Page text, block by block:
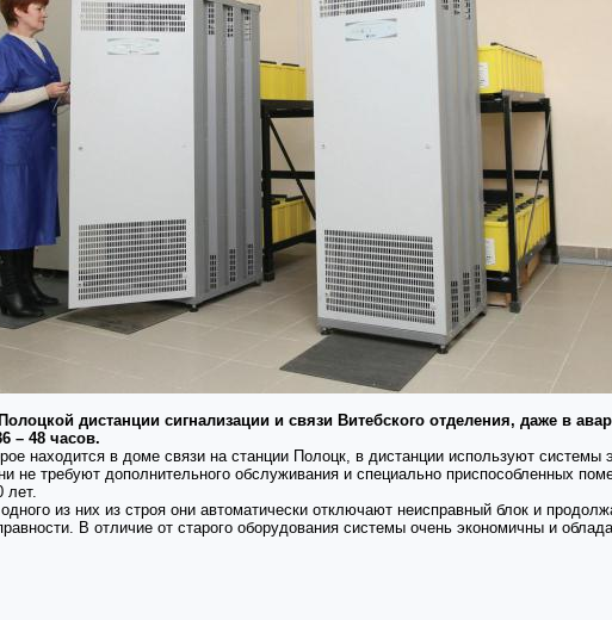
дистанции сигнализации и связи Витебского отделения, даже в
– 48 часов.
находится в доме связи на станции Полоцк, в дистанции используют системы
требуют дополнительного обслуживания и специально приспособленных
лет.
из них из строя они автоматически отключают неисправный блок и
В отличие от старого оборудования системы очень экономичны и